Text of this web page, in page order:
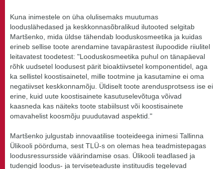
Kuna inimestele on üha olulisemaks muutumas
looduslähedased ja keskkonnasõbralikud ilutooted selgitab
Martšenko, mida üldse tähendab looduskosmeetika ja kuidas
erineb sellise toote arendamine tavapärastest ilupoodide riiulitel
leitavatest toodetest: "Looduskosmeetika puhul on tänapäeval
rõhk uudsetel loodusest pärit bioaktiivsetel komponentidel, aga
ka sellistel koostisainetel, mille tootmine ja kasutamine ei oma
negatiivset keskkonnamõju. Üldiselt toote arendusprotsess ise ei
erine, kuid uute koostisainete kasutuselevõtuga võivad
kaasneda kas näiteks toote stabiilsust või koostisainete
omavahelist koosmõju puudutavad aspektid."
Martšenko julgustab innovaatilise tooteideega inimesi Tallinna
Ülikooli pöörduma, sest TLÜ-s on olemas hea teadmistepagas
loodusressursside väärindamise osas. Ülikooli teadlased ja
tudengid loodus- ja terviseteaduste instituudis tegelevad